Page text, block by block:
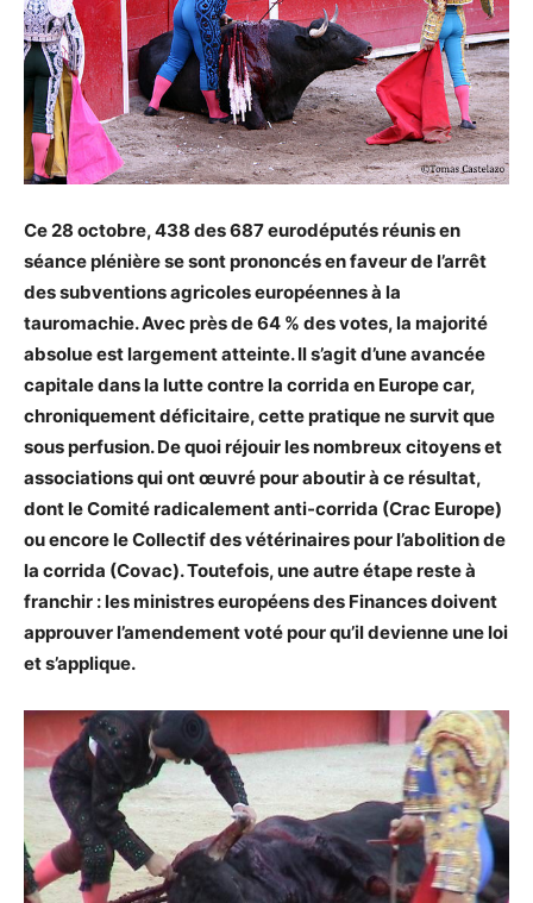
Ce 28 octobre, 438 des 687 eurodéputés réunis en
séance plénière se sont prononcés en faveur de l’arrêt
des subventions agricoles européennes à la
tauromachie. Avec près de 64 % des votes, la majorité
absolue est largement atteinte. Il s’agit d’une avancée
capitale dans la lutte contre la corrida en Europe car,
chroniquement déficitaire, cette pratique ne survit que
sous perfusion. De quoi réjouir les nombreux citoyens et
associations qui ont œuvré pour aboutir à ce résultat,
dont le Comité radicalement anti-corrida (Crac Europe)
ou encore le Collectif des vétérinaires pour l’abolition de
la corrida (Covac). Toutefois, une autre étape reste à
franchir : les ministres européens des Finances doivent
approuver l’amendement voté pour qu’il devienne une loi
et s’applique.